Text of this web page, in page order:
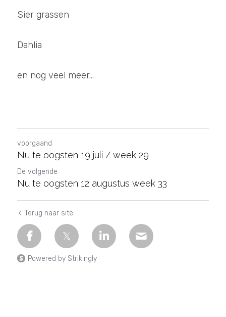
Sier grassen
Dahlia
en nog veel meer...
voorgaand
Nu te oogsten 19 juli / week 29
De volgende
Nu te oogsten 12 augustus week 33
Terug naar site
Powered by Strikingly